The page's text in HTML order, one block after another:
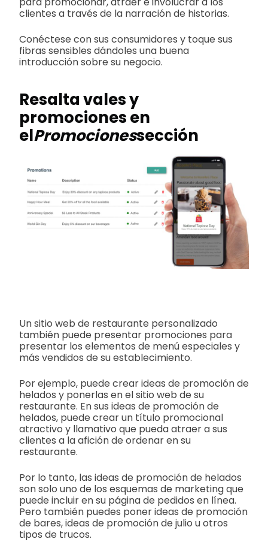
clientes a través de la narración de historias.
Conéctese con sus consumidores y toque sus
fibras sensibles dándoles una buena
introducción sobre su negocio.
Resalta vales y
promociones en
elPromocionessección
Un sitio web de restaurante personalizado
también puede presentar promociones para
presentar los elementos de menú especiales y
más vendidos de su establecimiento.
Por ejemplo, puede crear ideas de promoción de
helados y ponerlas en el sitio web de su
restaurante. En sus ideas de promoción de
helados, puede crear un título promocional
atractivo y llamativo que pueda atraer a sus
clientes a la afición de ordenar en su
restaurante.
Por lo tanto, las ideas de promoción de helados
son solo uno de los esquemas de marketing que
puede incluir en su página de pedidos en línea.
Pero también puedes poner ideas de promoción
de bares, ideas de promoción de julio u otros
tipos de trucos.